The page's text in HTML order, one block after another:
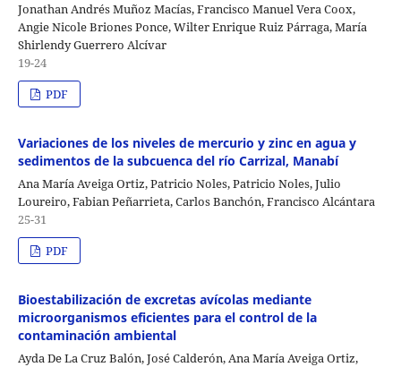
Jonathan Andrés Muñoz Macías, Francisco Manuel Vera Coox,
Angie Nicole Briones Ponce, Wilter Enrique Ruiz Párraga, María
Shirlendy Guerrero Alcívar
19-24
PDF
Variaciones de los niveles de mercurio y zinc en agua y
sedimentos de la subcuenca del río Carrizal, Manabí
Ana María Aveiga Ortiz, Patricio Noles, Patricio Noles, Julio
Loureiro, Fabian Peñarrieta, Carlos Banchón, Francisco Alcántara
25-31
PDF
Bioestabilización de excretas avícolas mediante
microorganismos eficientes para el control de la
contaminación ambiental
Ayda De La Cruz Balón, José Calderón, Ana María Aveiga Ortiz,